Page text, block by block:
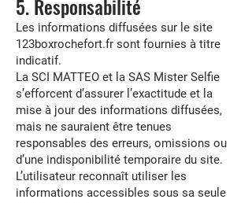
5. Responsabilité
Les informations diffusées sur le site
123boxrochefort.fr sont fournies à titre
indicatif.
La SCI MATTEO et la SAS Mister Selfie
s’efforcent d’assurer l’exactitude et la
mise à jour des informations diffusées,
mais ne sauraient être tenues
responsables des erreurs, omissions ou
d’une indisponibilité temporaire du site.
L’utilisateur reconnaît utiliser les
informations accessibles sous sa seule